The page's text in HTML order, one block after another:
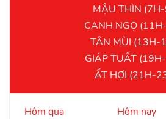
MẬU THÌN
CANH NGỌ
TÂN MÙI (13H-
GIÁP TUẤT
ẤT HỢI (21H-
Hôm qua Hôm nay